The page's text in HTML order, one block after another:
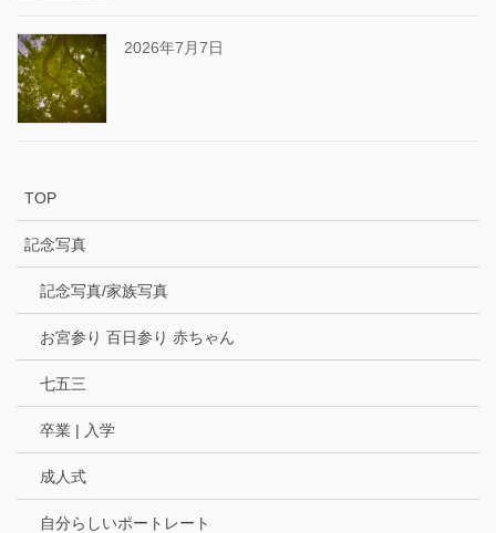
2026年7月7日
TOP
記念写真
記念写真/家族写真
お宮参り 百日参り 赤ちゃん
七五三
卒業 | 入学
成人式
自分らしいポートレート